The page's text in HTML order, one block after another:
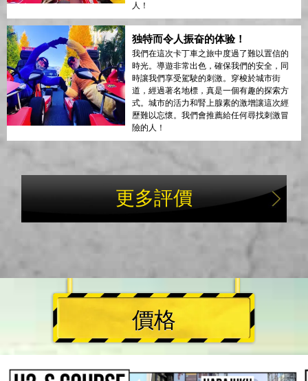
人！
独特而令人振奋的体验！
我們在這次卡丁車之旅中度過了難以置信的
時光。導遊非常出色，確保我們的安全，同
時讓我們享受駕駛的刺激。穿梭於城市街
道，經過著名地標，真是一個有趣的探索方
式。城市的活力和腎上腺素的激增讓這次經
歷難以忘懷。我們會推薦給任何尋找刺激冒
險的人！
更多評價
價格